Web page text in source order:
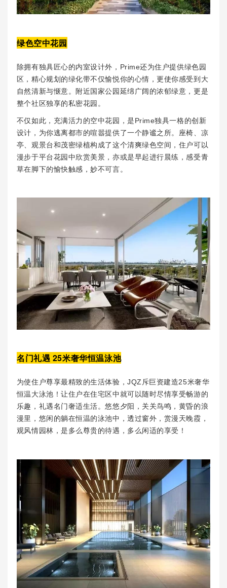
绿色空中花园
除拥有独具匠心的内室设计外，Prime还为住户提供绿色园
区，精心规划的绿化带不仅愉悦你的心情，更使你感受到大
自然清新与惬意。附近国家公园延绵广阔的浓郁绿意，更是
整个社区独享的私密花园。
不仅如此，充满活力的空中花园，是Prime独具一格的创新
设计，为你逃离都市的喧嚣提供了一个静谧之所。座椅、凉
亭、观景台和茂密绿植构成了这个清爽绿色空间，住户可以
漫步于平台花园中欣赏美景，亦或是早起进行晨练，感受青
草在脚下的愉快触感，妙不可言。
名门礼遇 25米奢华恒温泳池
为使住户尊享最精致的生活体验，JQZ斥巨资建造25米奢华
恒温大泳池！让住户在住宅区中就可以随时尽情享受畅游的
乐趣，礼遇名门奢适生活。悠悠夕阳，关关鸟鸣，黄昏的浪
漫里，悠闲的躺在恒温的泳池中，透过窗外，赏漫天晚霞，
观风情园林，是多么尊贵的待遇，多么闲适的享受！